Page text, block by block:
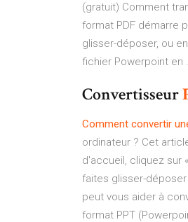
(gratuit) Comment
format PDF démarre
glisser-déposer, ou
fichier Powerpoint en
Convertisseur
Comment convertir
ordinateur ? Cet
d'accueil, cliquez sur
faites glisser-déposer
peut vous aider à
format PPT